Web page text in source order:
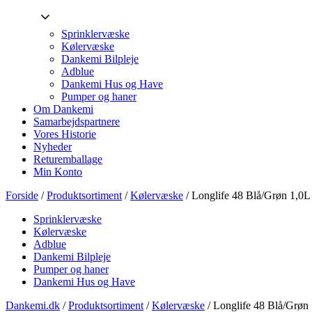
Sprinklervæske
Kølervæske
Dankemi Bilpleje
Adblue
Dankemi Hus og Have
Pumper og haner
Om Dankemi
Samarbejdspartnere
Vores Historie
Nyheder
Returemballage
Min Konto
Forside /Produktsortiment /Kølervæske / Longlife 48 Blå/Grøn 1,0L
Sprinklervæske
Kølervæske
Adblue
Dankemi Bilpleje
Pumper og haner
Dankemi Hus og Have
Dankemi.dk /Produktsortiment /Kølervæske /Longlife 48 Blå/Grøn